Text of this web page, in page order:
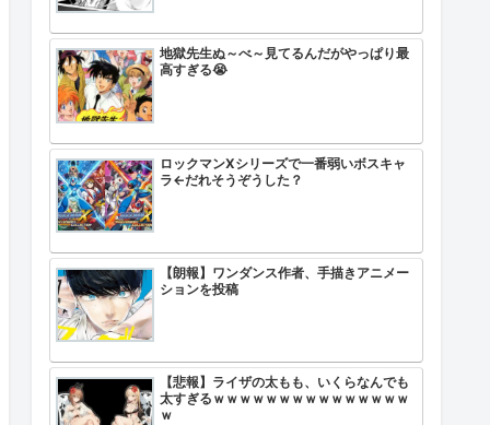
地獄先生ぬ～べ～見てるんだがやっぱり最
高すぎる😭
ロックマンXシリーズで一番弱いボスキャ
ラ←だれそうぞうした？
【朗報】ワンダンス作者、手描きアニメー
ションを投稿
【悲報】ライザの太もも、いくらなんでも
太すぎるｗｗｗｗｗｗｗｗｗｗｗｗｗｗｗ
ｗ